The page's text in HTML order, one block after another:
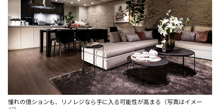
憧れの億ションも、リノレジなら手に入る可能性が高まる（写真はイメー